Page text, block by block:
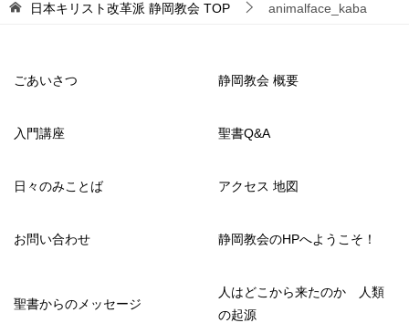
日本キリスト改革派 静岡教会 TOP animalface_kaba
ごあいさつ 静岡教会 概要
入門講座 聖書Q&A
日々のみことば アクセス 地図
お問い合わせ 静岡教会のHPへようこそ！
聖書からのメッセージ
人はどこから来たのか 人類
の起源